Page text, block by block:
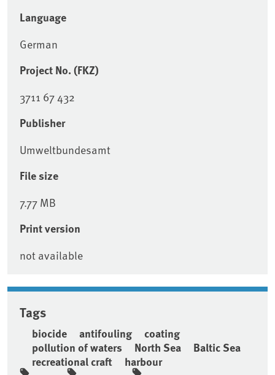
Language
German
Project No. (FKZ)
3711 67 432
Publisher
Umweltbundesamt
File size
7.77 MB
Print version
not available
Tags
biocide antifouling
coating
pollution of waters
North Sea
Baltic Sea
recreational craft
harbour